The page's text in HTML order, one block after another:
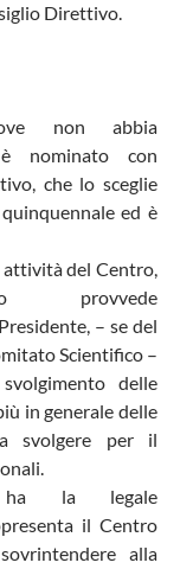
Direttivo.
ove non abbia
nominato con
che lo sceglie
ed è
attività del Centro,
provvede
– se del
Scientifico –
delle
in generale delle
svolgere per il
ha la legale
il Centro
alla